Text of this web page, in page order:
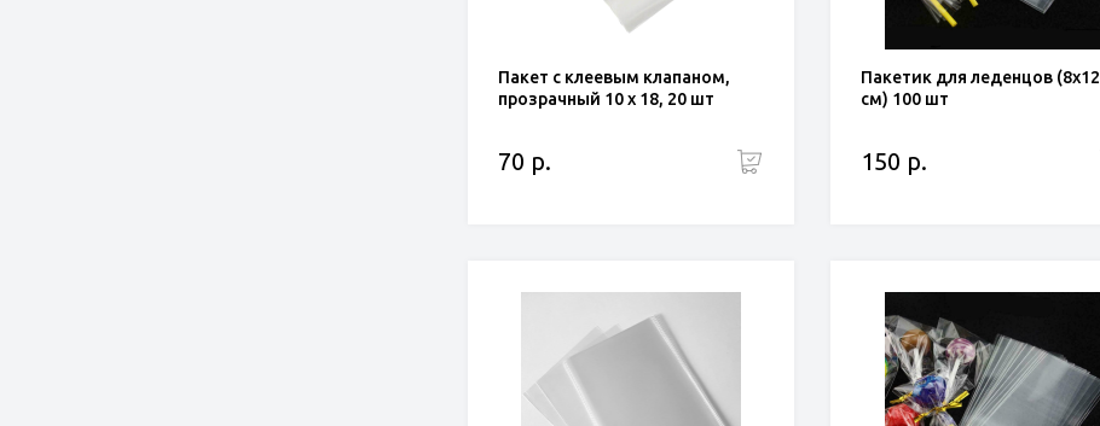
Пакет с клеевым клапаном,
прозрачный 10 х 18, 20 шт
70 р.
Пакетик для леденцов (8х12
см) 100 шт
150 р.